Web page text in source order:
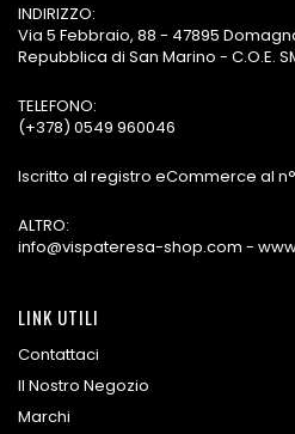
INDIRIZZO:
Via 5 Febbraio, 88 - 47895
Repubblica di San Marino - C.O.E.
TELEFONO:
(+378) 0549 960046
Iscritto al registro eCommerce al
ALTRO:
info@vispateresa-shop.com -
LINK UTILI
Contattaci
Il Nostro Negozio
Marchi